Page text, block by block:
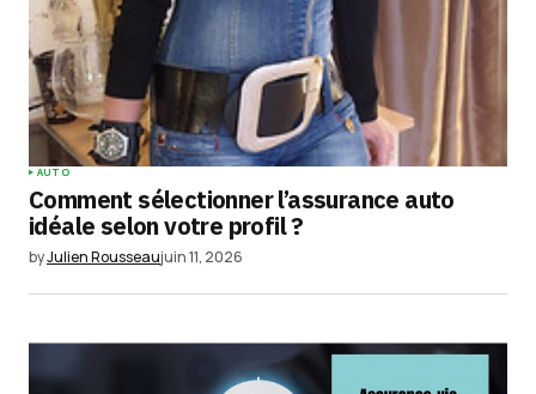
AUTO
Comment sélectionner l’assurance auto
idéale selon votre profil ?
byJulien Rousseaujuin 11, 2026